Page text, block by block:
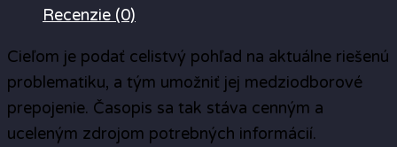
Recenzie (0)
Cieľom je podať celistvý pohľad na aktuálne riešenú
problematiku, a tým umožniť jej medziodborové
prepojenie. Časopis sa tak stáva cenným a
uceleným zdrojom potrebných informácií.